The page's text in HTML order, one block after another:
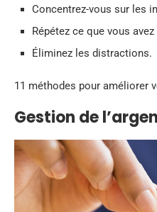
Concentrez-vous sur les
Répétez ce que vous
Éliminez les distractions.
11 méthodes pour améliorer
Gestion de